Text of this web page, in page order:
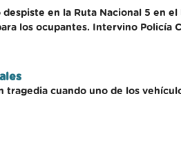
en la Ruta Nacional 5 en
los ocupantes. Intervino Policía
cuando uno de los